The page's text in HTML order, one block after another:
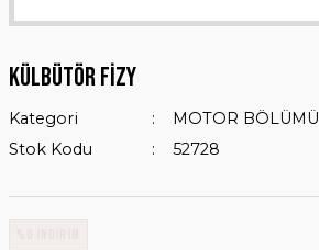
KÜLBÜTÖR FİZY
Kategori
MOTOR BÖLÜMÜ
Stok Kodu
52728